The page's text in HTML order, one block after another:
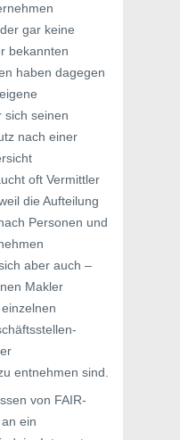
gar keine
bekannten
haben dagegen
sich seinen
nach einer
oft Vermittler
die Aufteilung
Personen und
aber auch –
Makler
entnehmen sind.
von FAIR-
ein